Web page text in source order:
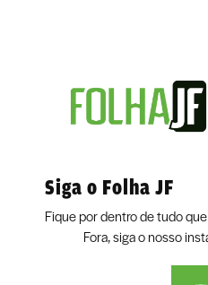
Siga o Folha JF
Fique por dentro de tudo
Fora, siga o nosso